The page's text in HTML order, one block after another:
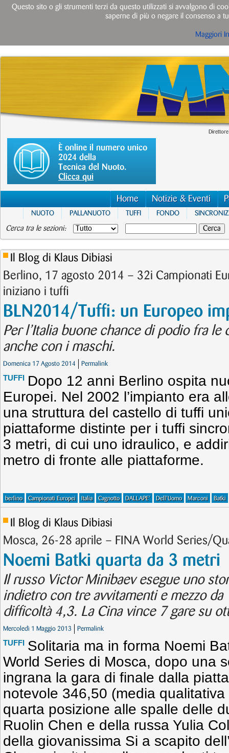
È online il numero unico
2024 della
Tecnica del Nuoto.
Clicca qui
Home Notizie & Eventi
NUOTO PALLANUOTO TUFFI FONDO
Cerca tra le sezioni:
Il Blog di Klaus Dibiasi
Berlino, 17 agosto 2014 – 32i Campionati
iniziano i tuffi
BLN2014/Tuffi: un Europeo
Per l’Italia buone chance di podio fra le
anche con i maschi.
Domenica 17 Agosto 2014 Permalink
TUFFI Dopo 12 anni Berlino ospita
Europei. Nel 2002 l’impianto era
una struttura del castello di tuffi
piattaforme distinte per i tuffi
3 metri, di cui uno idraulico, e
metro di fronte alle piattaforme.
berlino Campionati Europei Italia Cagnotto DALLAPE' Dell'Uomo Marconi Batki
Il Blog di Klaus Dibiasi
Mosca, 26-28 aprile – FINA World Series/
Noemi Batki quarta da 3 metri
Il russo Victor Minibaev esegue uno
indietro con tre avvitamenti e mezzo
difficoltà 4,3. La Cina vince 7 gare su
Mercoledì 1 Maggio 2013 Permalink
TUFFI Solitaria ma in forma Noemi
World Series di Mosca, dopo una
ingrana la gara di finale dalla
notevole 346,50 (media
quarta posizione alle spalle delle
Ruolin Chen e della russa Yulia
della giovanissima Si a scapito
Questo sito o gli strumenti terzi da questo utilizzati si avvalgono di
saperne di più o negare il consenso a
Maggiori